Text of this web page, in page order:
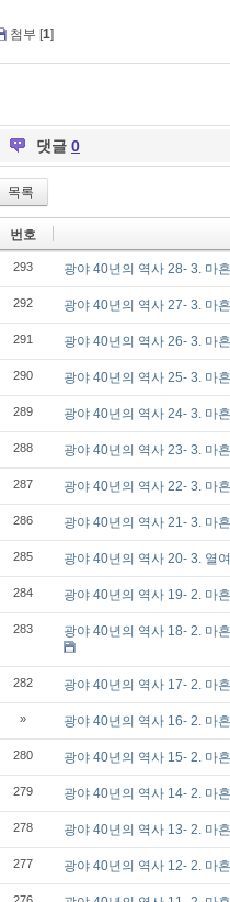
첨부 [1]
댓글 0
목록
번호
293 광야 40년의 역사 28- 3. 마
292 광야 40년의 역사 27- 3. 마
291 광야 40년의 역사 26- 3. 마
290 광야 40년의 역사 25- 3. 마
289 광야 40년의 역사 24- 3. 마
288 광야 40년의 역사 23- 3. 마
287 광야 40년의 역사 22- 3. 마
286 광야 40년의 역사 21- 3. 마
285 광야 40년의 역사 20- 3. 열
284 광야 40년의 역사 19- 2. 마
283 광야 40년의 역사 18- 2. 마
282 광야 40년의 역사 17- 2. 마
» 광야 40년의 역사 16- 2. 마
280 광야 40년의 역사 15- 2. 마
279 광야 40년의 역사 14- 2. 마
278 광야 40년의 역사 13- 2. 마
277 광야 40년의 역사 12- 2. 마